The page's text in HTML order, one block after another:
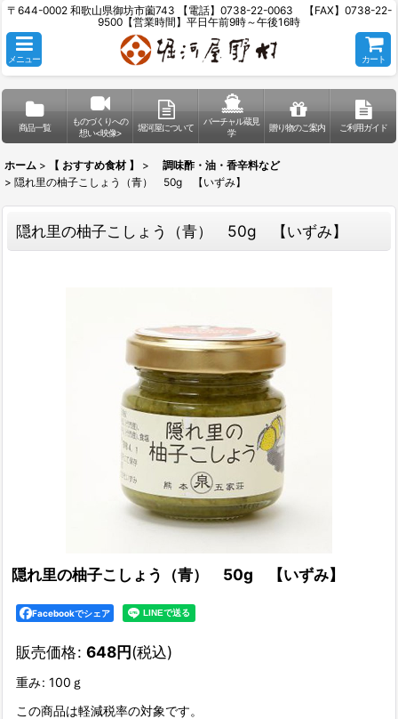
〒644-0002 和歌山県御坊市薗743 【電話】0738-22-0063 【FAX】0738-22-
9500【営業時間】平日午前9時～午後16時
メニュー カート
商品一覧
ものづくりへの
想い<映像>
堀河屋について
バーチャル蔵見
学
贈り物のご案内 ご利用ガイド
ホーム > 【 おすすめ食材 】 >
調味酢・油・香辛料など
> 隠れ里の柚子こしょう（青） 50g 【いずみ】
隠れ里の柚子こしょう（青） 50g 【いずみ】
隠れ里の柚子こしょう（青） 50g 【いずみ】
Facebookでシェア
販売価格: 648円(税込)
重み: 100ｇ
この商品は軽減税率の対象です。